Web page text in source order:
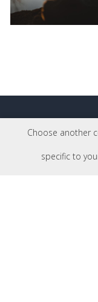
Choose another
specific to